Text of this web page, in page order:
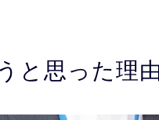
と思った理